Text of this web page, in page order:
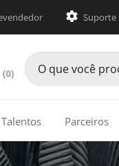
Suporte
(0)
Talentos Parceiros